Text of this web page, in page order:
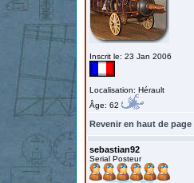
Inscrit le: 23 Jan 2006
Localisation: Hérault
Âge: 62
Revenir en haut de page
sebastian92
Serial Posteur